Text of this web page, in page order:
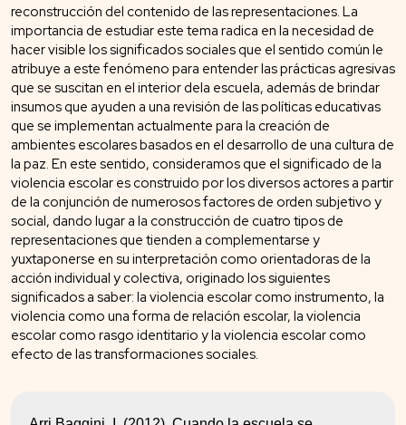
reconstrucción del contenido de las representaciones. La
importancia de estudiar este tema radica en la necesidad de
hacer visible los significados sociales que el sentido común le
atribuye a este fenómeno para entender las prácticas agresivas
que se suscitan en el interior dela escuela, además de brindar
insumos que ayuden a una revisión de las políticas educativas
que se implementan actualmente para la creación de
ambientes escolares basados en el desarrollo de una cultura de
la paz. En este sentido, consideramos que el significado de la
violencia escolar es construido por los diversos actores a partir
de la conjunción de numerosos factores de orden subjetivo y
social, dando lugar a la construcción de cuatro tipos de
representaciones que tienden a complementarse y
yuxtaponerse en su interpretación como orientadoras de la
acción individual y colectiva, originado los siguientes
significados a saber: la violencia escolar como instrumento, la
violencia como una forma de relación escolar, la violencia
escolar como rasgo identitario y la violencia escolar como
efecto de las transformaciones sociales.